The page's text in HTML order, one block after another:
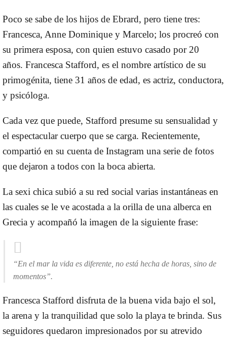
Poco se sabe de los hijos de Ebrard, pero tiene tres:
Francesca, Anne Dominique y Marcelo; los procreó con
su primera esposa, con quien estuvo casado por 20
años. Francesca Stafford, es el nombre artístico de su
primogénita, tiene 31 años de edad, es actriz, conductora,
y psicóloga.
Cada vez que puede, Stafford presume su sensualidad y
el espectacular cuerpo que se carga. Recientemente,
compartió en su cuenta de Instagram una serie de fotos
que dejaron a todos con la boca abierta.
La sexi chica subió a su red social varias instantáneas en
las cuales se le ve acostada a la orilla de una alberca en
Grecia y acompañó la imagen de la siguiente frase:
“En el mar la vida es diferente, no está hecha de horas, sino de
momentos”.
Francesca Stafford disfruta de la buena vida bajo el sol,
la arena y la tranquilidad que solo la playa te brinda. Sus
seguidores quedaron impresionados por su atrevido